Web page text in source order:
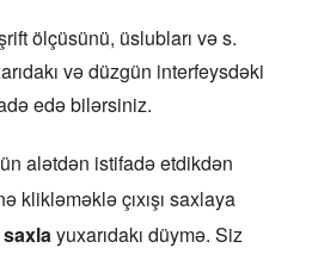
ölçüsünü, üslubları və s.
və düzgün interfeysdəki
edə bilərsiniz.
alətdən istifadə etdikdən
klikləməklə çıxışı saxlaya
yuxarıdakı düymə. Siz